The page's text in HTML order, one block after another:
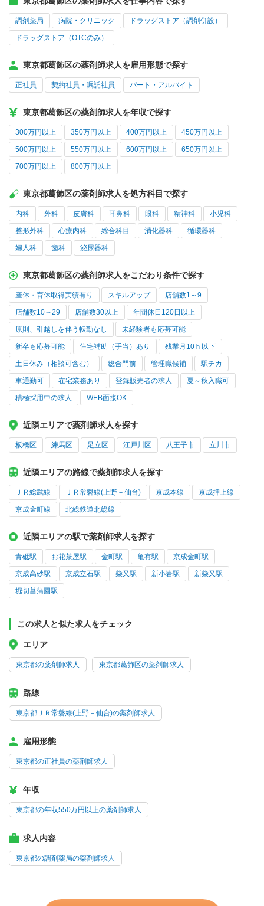
調剤薬局 病院・クリニック ドラッグストア（調剤併設）
ドラッグストア（OTCのみ）
東京都葛飾区の薬剤師求人を雇用形態で探す
正社員 契約社員・嘱託社員 パート・アルバイト
東京都葛飾区の薬剤師求人を年収で探す
300万円以上 350万円以上 400万円以上 450万円以上
500万円以上 550万円以上 600万円以上 650万円以上
700万円以上 800万円以上
東京都葛飾区の薬剤師求人を処方科目で探す
内科 外科 皮膚科 耳鼻科 眼科 精神科 小児科
整形外科 心療内科 総合科目 消化器科 循環器科
婦人科 歯科 泌尿器科
東京都葛飾区の薬剤師求人をこだわり条件で探す
産休・育休取得実績有り スキルアップ 店舗数1～9
店舗数10～29 店舗数30以上 年間休日120日以上
原則、引越しを伴う転勤なし 未経験者も応募可能
新卒も応募可能 住宅補助（手当）あり 残業月10ｈ以下
土日休み（相談可含む） 総合門前 管理職候補 駅チカ
車通勤可 在宅業務あり 登録販売者の求人 夏～秋入職可
積極採用中の求人 WEB面接OK
近隣エリアで薬剤師求人を探す
板橋区 練馬区 足立区 江戸川区 八王子市 立川市
近隣エリアの路線で薬剤師求人を探す
ＪＲ総武線 ＪＲ常磐線(上野－仙台) 京成本線 京成押上線
京成金町線 北総鉄道北総線
近隣エリアの駅で薬剤師求人を探す
青砥駅 お花茶屋駅 金町駅 亀有駅 京成金町駅
京成高砂駅 京成立石駅 柴又駅 新小岩駅 新柴又駅
堀切菖蒲園駅
この求人と似た求人をチェック
エリア
東京都の薬剤師求人 東京都葛飾区の薬剤師求人
路線
東京都ＪＲ常磐線(上野－仙台)の薬剤師求人
雇用形態
東京都の正社員の薬剤師求人
年収
東京都の年収550万円以上の薬剤師求人
求人内容
東京都の調剤薬局の薬剤師求人